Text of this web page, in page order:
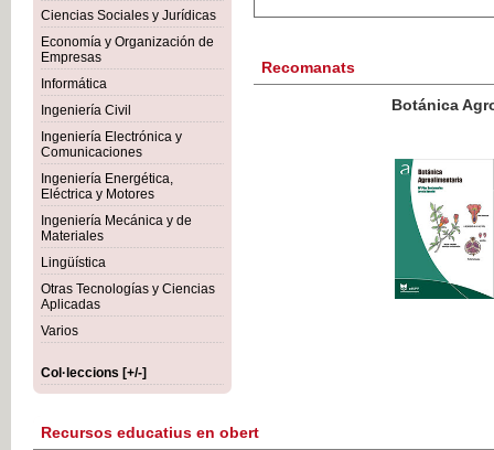
Ciencias Sociales y Jurídicas
Economía y Organización de
Empresas
Informática
Ingeniería Civil
Ingeniería Electrónica y
Comunicaciones
Ingeniería Energética,
Eléctrica y Motores
Ingeniería Mecánica y de
Materiales
Lingüística
Otras Tecnologías y Ciencias
Aplicadas
Varios
Col·leccions [+/-]
Recomanats
Botánica Agroalimentaria
IVA
Recursos educatius en obert